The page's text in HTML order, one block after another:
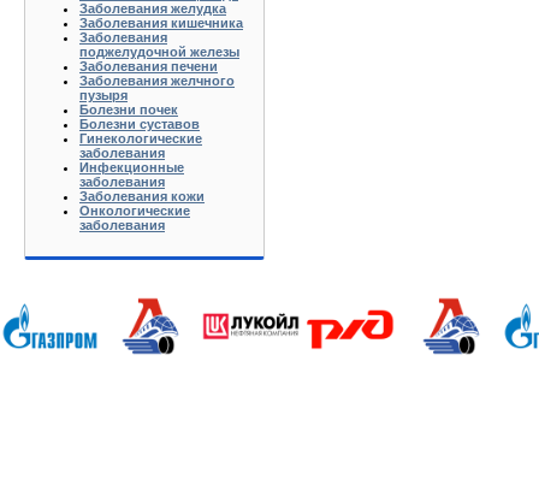
Заболевания желудка
Заболевания кишечника
Заболевания
поджелудочной железы
Заболевания печени
Заболевания желчного
пузыря
Болезни почек
Болезни суставов
Гинекологические
заболевания
Инфекционные
заболевания
Заболевания кожи
Онкологические
заболевания